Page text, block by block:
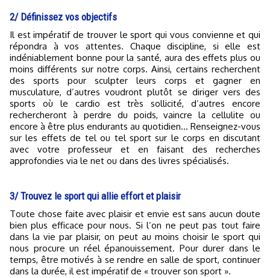
2/ Définissez vos objectifs
Il est impératif de trouver le sport qui vous convienne et qui
répondra à vos attentes. Chaque discipline, si elle est
indéniablement bonne pour la santé, aura des effets plus ou
moins différents sur notre corps. Ainsi, certains recherchent
des sports pour sculpter leurs corps et gagner en
musculature, d’autres voudront plutôt se diriger vers des
sports où le cardio est très sollicité, d’autres encore
rechercheront à perdre du poids, vaincre la cellulite ou
encore à être plus endurants au quotidien… Renseignez-vous
sur les effets de tel ou tel sport sur le corps en discutant
avec votre professeur et en faisant des recherches
approfondies via le net ou dans des livres spécialisés.
3/ Trouvez le sport qui allie effort et plaisir
Toute chose faite avec plaisir et envie est sans aucun doute
bien plus efficace pour nous. Si l’on ne peut pas tout faire
dans la vie par plaisir, on peut au moins choisir le sport qui
nous procure un réel épanouissement. Pour durer dans le
temps, être motivés à se rendre en salle de sport, continuer
dans la durée, il est impératif de « trouver son sport ».